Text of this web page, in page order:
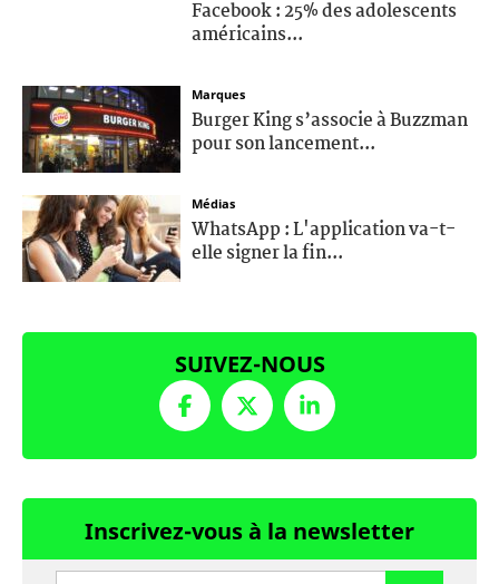
Facebook : 25% des adolescents
américains...
Marques
Burger King s’associe à Buzzman
pour son lancement...
Médias
WhatsApp : L'application va-t-
elle signer la fin...
SUIVEZ-NOUS
Inscrivez-vous à la newsletter